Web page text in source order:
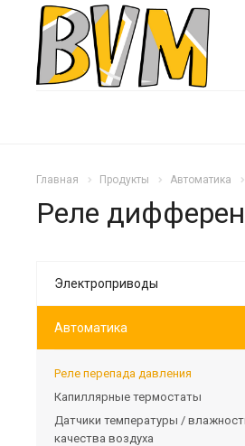
Главная Продукты Автоматика
Реле
Электроприводы
Автоматика
Реле перепада давления
Капиллярные термостаты
Датчики температуры /
качества воздуха